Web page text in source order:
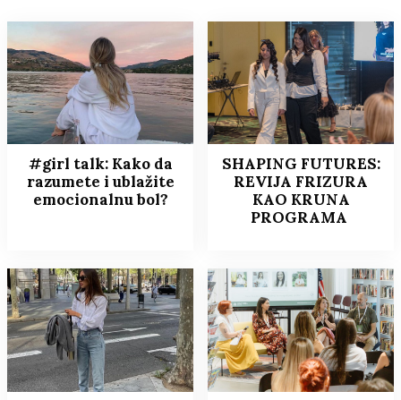
#girl talk: Kako da
razumete i ublažite
emocionalnu bol?
SHAPING FUTURES:
REVIJA FRIZURA
KAO KRUNA
PROGRAMA